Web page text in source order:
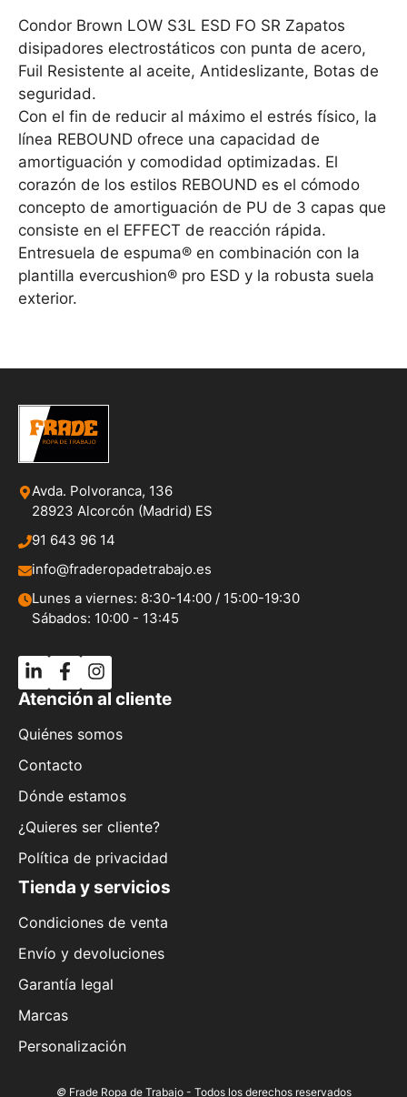
Condor Brown LOW S3L ESD FO SR Zapatos
disipadores electrostáticos con punta de acero,
Fuil Resistente al aceite, Antideslizante, Botas de
seguridad.
Con el fin de reducir al máximo el estrés físico, la
línea REBOUND ofrece una capacidad de
amortiguación y comodidad optimizadas. El
corazón de los estilos REBOUND es el cómodo
concepto de amortiguación de PU de 3 capas que
consiste en el EFFECT de reacción rápida.
Entresuela de espuma® en combinación con la
plantilla evercushion® pro ESD y la robusta suela
exterior.
Avda. Polvoranca, 136
28923 Alcorcón (Madrid) ES
91 643 96 14
info@fraderopadetrabajo.es
Lunes a viernes: 8:30-14:00 / 15:00-19:30
Sábados: 10:00 - 13:45
Atención al cliente
Quiénes somos
Contacto
Dónde estamos
¿Quieres ser cliente?
Política de privacidad
Tienda y servicios
Condiciones de venta
Envío y devoluciones
Garantía legal
Marcas
Personalización
©Frade Ropa de Trabajo - Todos los derechos reservados